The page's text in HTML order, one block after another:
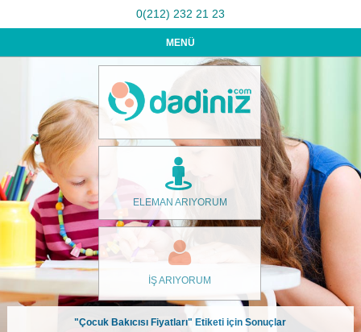
0(212) 232 21 23
MENÜ
ELEMAN ARIYORUM
İŞ ARIYORUM
"Çocuk Bakıcısı Fiyatları" Etiketi için Sonuçlar